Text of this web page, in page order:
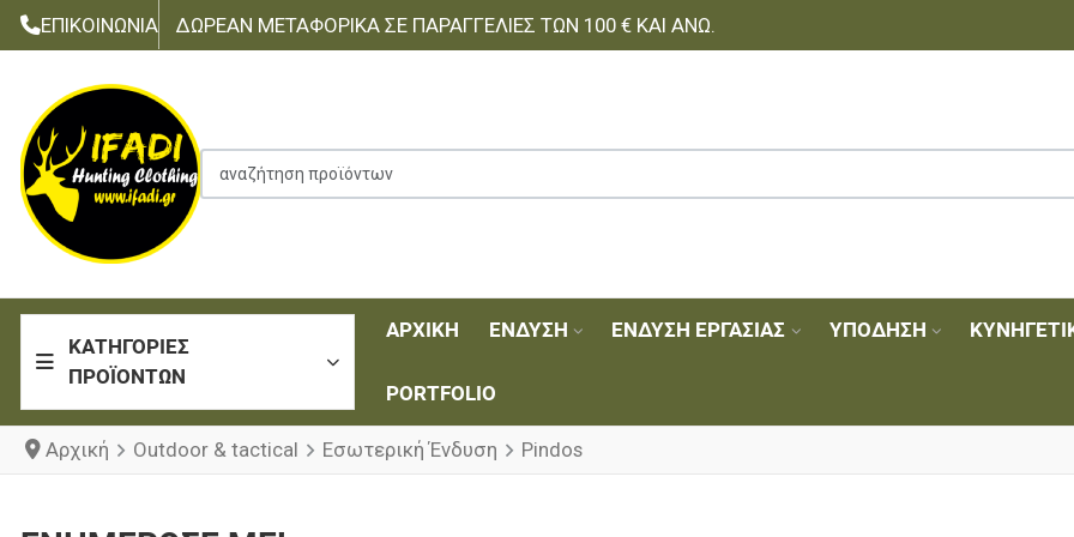
ΕΠΙΚΟΙΝΩΝΊΑ ΔΩΡΕΆΝ ΜΕΤΑΦΟΡΙΚΆ ΣΕ ΠΑΡΑΓΓΕΛΊΕΣ ΤΩΝ 100 € ΚΑΙ ΆΝΩ.
αναζήτηση προϊόντων
ΚΑΤΗΓΟΡΊΕΣ
ΠΡΟΪΌΝΤΩΝ
ΑΡΧΙΚΉ ΈΝΔΥΣΗ ΈΝΔΥΣΗ ΕΡΓΑΣΊΑΣ ΥΠΌΔΗΣΗ
PORTFOLIO
Αρχική Outdoor & tactical Εσωτερική Ένδυση Pindos